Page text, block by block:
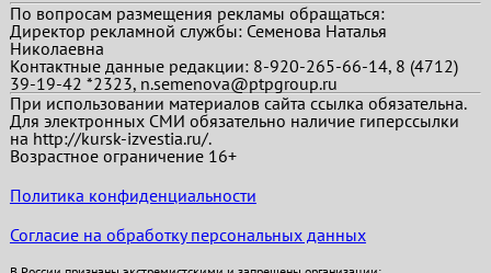
По вопросам размещения рекламы обращаться:
Директор рекламной службы: Семенова Наталья
Николаевна
Контактные данные редакции: 8-920-265-66-14, 8 (4712)
39-19-42 *2323, n.semenova@ptpgroup.ru
При использовании материалов сайта ссылка обязательна.
Для электронных СМИ обязательно наличие гиперссылки
на http://kursk-izvestia.ru/.
Возрастное ограничение 16+
Политика конфиденциальности
Согласие на обработку персональных данных